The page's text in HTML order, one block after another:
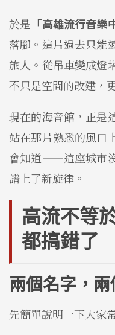
於是 「高雄流行音樂
落腳。這片過去只能
旅人。從吊車變成燈
不只是空間的改建，
現在的海音館，正是
站在那片熟悉的風口
會知道——這座城市
譜上了新旋律。
高流不等
都搞錯了
兩個名字，
先簡單說明一下大家